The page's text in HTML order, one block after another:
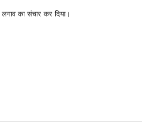
का संचार कर दिया।